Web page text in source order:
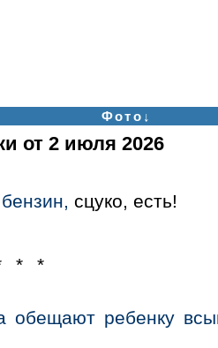
Фото↓
от 2 июля 2026
сцуко, есть!
* *
обещают ребенку